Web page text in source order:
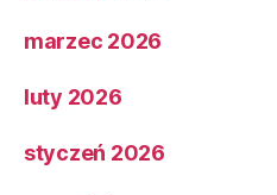
marzec 2026
luty 2026
styczeń 2026